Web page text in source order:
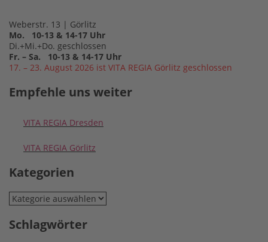
Weberstr. 13 | Görlitz
Mo. 10-13 & 14-17 Uhr
Di.+Mi.+Do. geschlossen
Fr. – Sa. 10-13 & 14-17 Uhr
17. – 23. August 2026 ist VITA REGIA Görlitz geschlossen
Empfehle uns weiter
VITA REGIA Dresden
VITA REGIA Görlitz
Kategorien
Kategorien
Schlagwörter